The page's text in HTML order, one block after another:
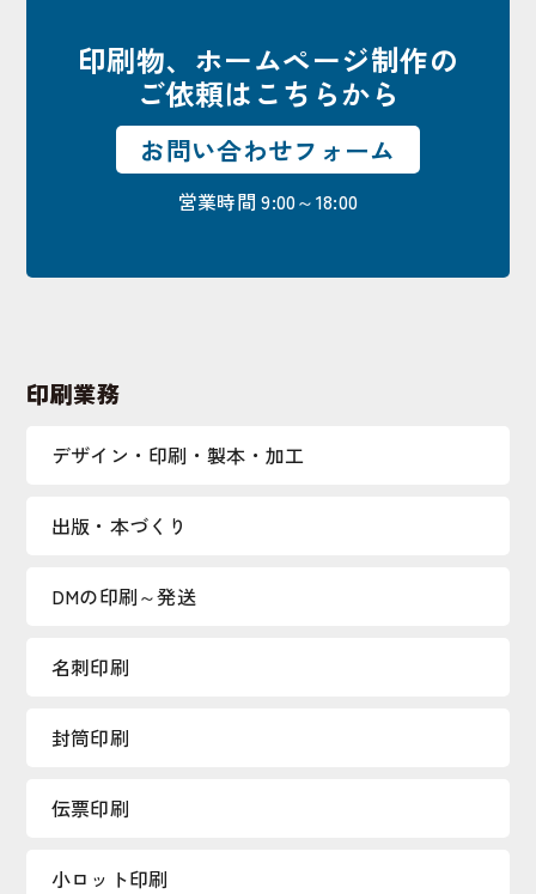
印刷業務
デザイン・印刷・製本・加工
出版・本づくり
DMの印刷～発送
名刺印刷
封筒印刷
伝票印刷
小ロット印刷
印刷物、ホームページ制作の
ご依頼はこちらから
お問い合わせフォーム
営業時間 9:00～18:00